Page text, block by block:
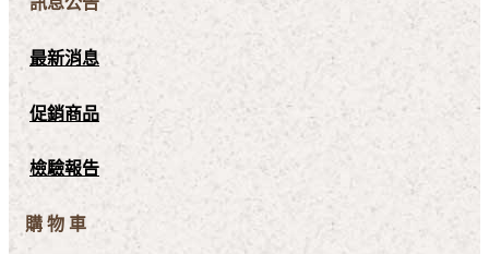
最新消息
促銷商品
檢驗報告
購 物 車